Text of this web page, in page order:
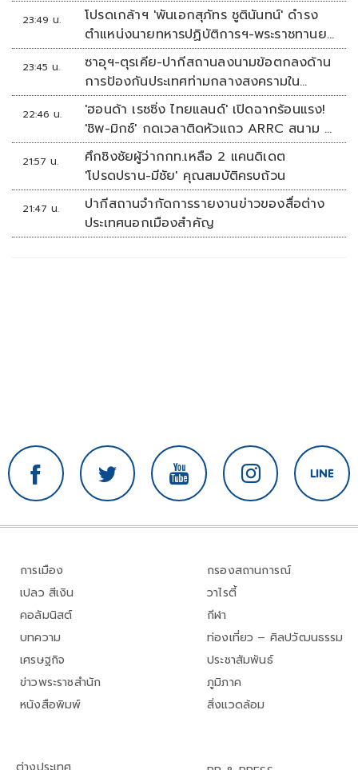
23:49 น.
โปรดเกล้าฯ 'พันเอกสุภัทร ชูตินันทน์' ดำรง
ตำแหน่งนายทหารปฏิบัติการฯ-พระราชทานยศ
'พลตรี'
23:45 น.
ซาอุฯ-ตุรเคีย-ปากีสถานลงนามข้อตกลงด้าน
การป้องกันประเทศท่ามกลางสงครามใน
ภูมิภาค
22:46 น.
'ฮอนด้า เรซซิ่ง ไทยแลนด์' เปิดฉากร้อนแรง!
'ชิพ-มิกซ์' กดเวลาติดหัวแถว ARRC สนาม 4
ที่มัลดาลิกา
21:57 น.
ศึกชิงชัยผู้ว่ากกท.เหลือ 2 แคนดิเดต
'โปรดปราน-มีชัย' คุณสมบัติครบถ้วน
21:47 น.
ปากีสถานจำกัดการรายงานข่าวของสื่อต่าง
ประเทศนอกเมืองสำคัญ
การเมือง
เปลว สีเงิน
คอลัมนิสต์
บทความ
เศรษฐกิจ
ข่าวพระราชสำนัก
หนังสือพิมพ์
กรองสถานการณ์
วาไรตี้
กีฬา
ท่องเที่ยว – ศิลปวัฒนธรรม
ประชาสัมพันธ์
ภูมิภาค
สิ่งแวดล้อม